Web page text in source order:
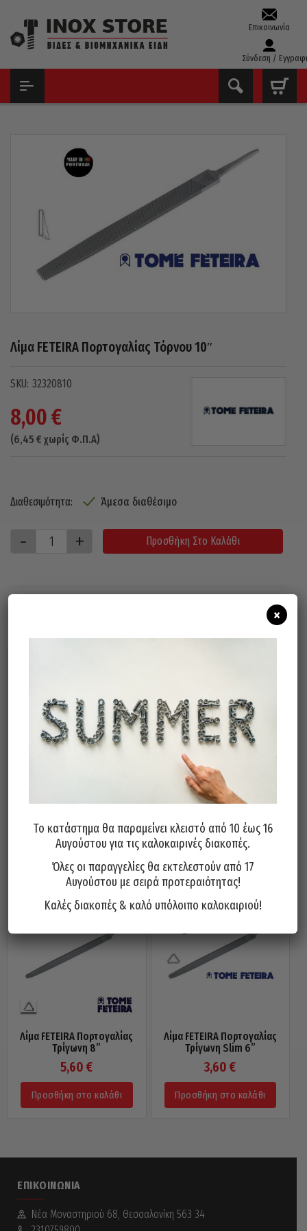
Επικοινωνία
Σύνδεση /
ΛΊΜΑ FETEIRA ΠΟΡΤΟΓΑΛΊΑΣ ΤΌΡΝΟΥ 10″
Λίμα FETEIRA Πορτογαλίας Τόρνου 10″
32320810
8,00€
(6,45 € χωρίς Φ.Π.Α)
Διαθεσιμότητα: Άμεσα διαθέσιμο
Προσθήκη Στο Καλάθι
Λίμα FETEIRA Πορτογαλίας
10,00€
Προσθήκη στο καλάθι
Λίμα FETEIRA Πορτογαλίας
14,50€
Προσθήκη στο καλάθι
Λίμα FETEIRA Πορτογαλίας
Τρίγωνη 8”
5,60€
Προσθήκη στο καλάθι
Λίμα FETEIRA Πορτογαλίας
Τρίγωνη Slim 6”
3,60€
Προσθήκη στο καλάθι
ΕΠΙΚΟΙΝΩΝΊΑ
Νέα Mοναστηριού 68, Θεσσαλονίκη 563 34
Το κατάστημα θα παραμείνει κλειστό από 10 έως 16
Αυγούστου για τις καλοκαιρινές διακοπές.
Όλες οι παραγγελίες θα εκτελεστούν από 17
Αυγούστου με σειρά προτεραιότητας!
Καλές διακοπές & καλό υπόλοιπο καλοκαιριού!
×